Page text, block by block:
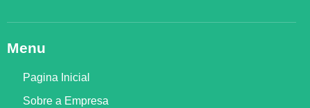
Menu
Pagina Inicial
Sobre a Empresa